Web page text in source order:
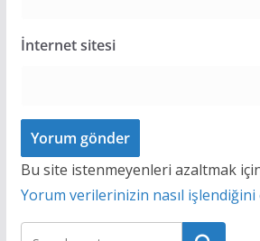
İnternet sitesi
Bu site istenmeyenleri azaltmak
Yorum verilerinizin nasıl